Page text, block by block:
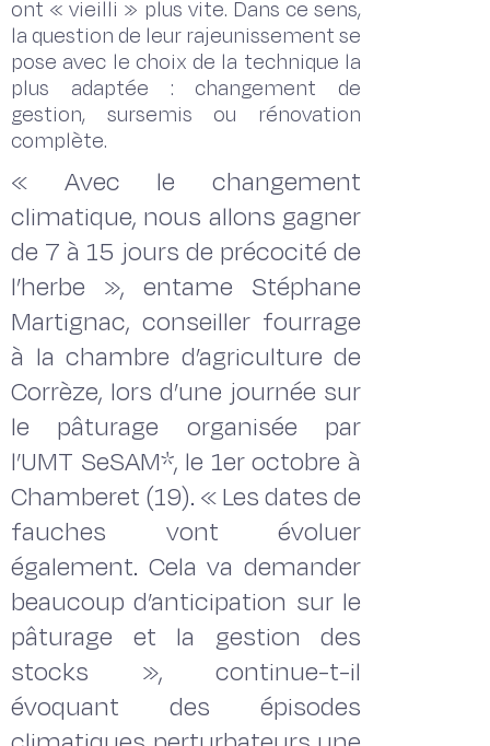
ont « vieilli » plus vite. Dans ce sens,
la question de leur rajeunissement se
pose avec le choix de la technique la
plus adaptée : changement de
gestion, sursemis ou rénovation
complète.
« Avec le changement
climatique, nous allons gagner
de 7 à 15 jours de précocité de
l’herbe », entame Stéphane
Martignac, conseiller fourrage
à la chambre d’agriculture de
Corrèze, lors d’une journée sur
le pâturage organisée par
l’UMT SeSAM*, le 1er octobre à
Chamberet (19). « Les dates de
fauches vont évoluer
également. Cela va demander
beaucoup d’anticipation sur le
pâturage et la gestion des
stocks », continue-t-il
évoquant des épisodes